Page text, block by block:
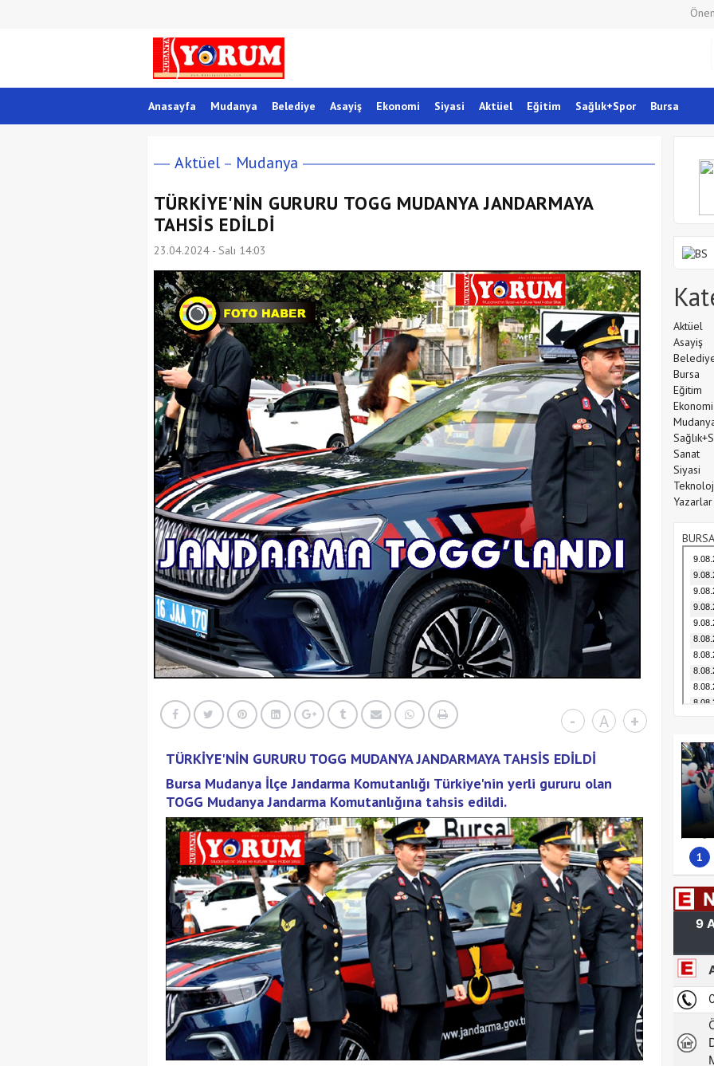
Anasayfa Mudanya Belediye Asayiş Ekonomi Siyasi Aktüel Eğitim Sağlık+Spor Bursa
Aktüel Mudanya
TÜRKİYE'NİN GURURU TOGG MUDANYA JANDARMAYA
TAHSİS EDİLDİ
23.04.2024 - Salı 14:03
- A +
TÜRKİYE'NİN GURURU TOGG MUDANYA JANDARMAYA TAHSİS EDİLDİ
Bursa Mudanya İlçe Jandarma Komutanlığı Türkiye'nin yerli gururu olan
TOGG Mudanya Jandarma Komutanlığına tahsis edildi.
Aktüel
Asayiş
Bursa
Eğitim
Ekonomi
Sanat
Siyasi
Yazarlar
1